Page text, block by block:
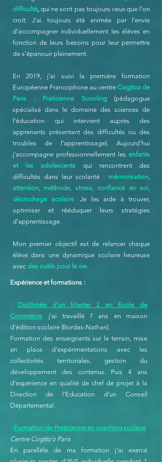
difficulté,qui ne sont pas toujours ceux que l'on
croit. J'ai toujours été animée par l'envie
d'accompagner individuellement les élèves en
fonction de leurs besoins pour leur permettre
de s'épanouir pleinement.
En 2019, j'ai suivi la première formation
Européenne Francophone au centre Cogitoz de
Paris : Praticienne Scooling(pédagogue
spécialisé dans le domaine des sciences de
l’éducation qui intervient auprès des
apprenants présentant des difficultés ou des
troubles de l’apprentissage). Aujourd'hui
j'accompagne professionnellement les enfants
et
les adolescents qui rencontrent des
difficultés dans leur scolarité : mémorisation,
attention, méthode, stress, confiance en soi,
décrochage scolaire. Je les aide àtrouver,
optimiser et rééduquer leurs stratégies
d’apprentissage.
Mon premier objectif est de relancer chaque
élève dans une dynamique scolaire heureuse
avec des outils pour la vie.
Expérience et formations :
-
Diplômée d'un Master 2 en Ecole de
Commerce, j'ai travaillé 7 ans en maison
d'édition scolaire (Bordas-Nathan).
Formation des enseignants sur le terrain, mise
en place d'expérimentations avec les
collectivités territoriales, gestion du
développement des contenus. Puis 4 ans
d'expérience en qualité de chef de projet à la
Direction de l'Education d'un Conseil
Départemental.
- Formation de Praticienne en coaching scolaire
Centre Cogito'z Paris
En parallèle de ma formation j'ai exercé